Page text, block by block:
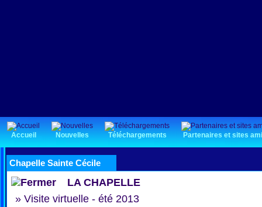
Accueil Nouvelles Téléchargements Partenaires et sites
Chapelle Sainte Cécile
LA CHAPELLE
» Visite virtuelle - été 2013